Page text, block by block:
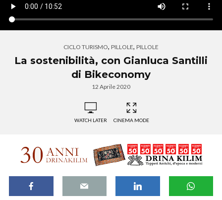
CICLO TURISMO, PILLOLE, PILLOLE
La sostenibilità, con Gianluca Santilli
di Bikeconomy
12 Aprile 2020
WATCH LATER CINEMA MODE